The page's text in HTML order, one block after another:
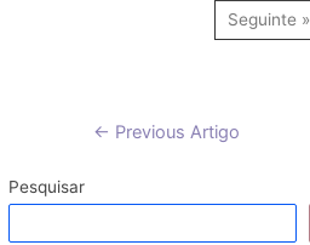
Seguinte »
Navegação
artigos
← Previous Artigo
Pesquisar